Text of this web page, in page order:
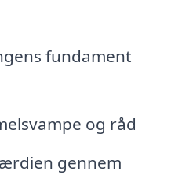
fundament
og råd
gennem